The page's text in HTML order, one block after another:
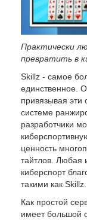
Практически
превратить в
Skillz - самое
единственное.
привязывая эти
системе
разработчики
ценность
тайтлов. Любая
киберспорт
такими как Skillz.
Как простой
имеет большой